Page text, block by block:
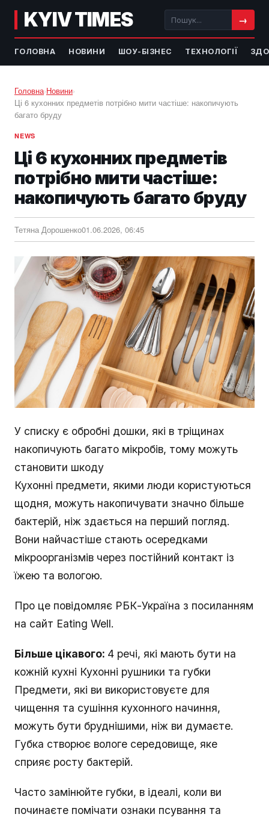
KYIV TIMES →
ГОЛОВНА НОВИНИ ШОУ-БІЗНЕС ТЕХНОЛОГІЇ
Головна›Новини›
Ці 6 кухонних предметів потрібно мити частіше: накопичують
багато бруду
NEWS
Ці 6 кухонних предметів
потрібно мити частіше:
накопичують багато бруду
Тетяна Дорошенко01.06.2026, 06:45
У списку є обробні дошки, які в тріщинах
накопичують багато мікробів, тому можуть
становити шкоду
Кухонні предмети, якими люди користуються
щодня, можуть накопичувати значно більше
бактерій, ніж здається на перший погляд.
Вони найчастіше стають осередками
мікроорганізмів через постійний контакт із
їжею та вологою.
Про це повідомляє РБК-Україна з посиланням
на сайт Eating Well.
Більше цікавого: 4 речі, які мають бути на
кожній кухні Кухонні рушники та губки
Предмети, які ви використовуєте для
чищення та сушіння кухонного начиння,
можуть бути бруднішими, ніж ви думаєте.
Губка створює вологе середовище, яке
сприяє росту бактерій.
Часто замінюйте губки, в ідеалі, коли ви
починаєте помічати ознаки псування та